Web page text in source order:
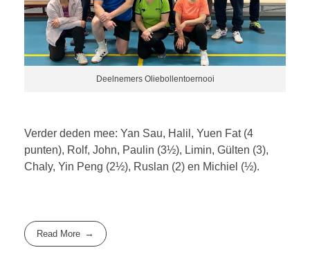
Deelnemers Oliebollentoernooi
Verder deden mee: Yan Sau, Halil, Yuen Fat (4
punten), Rolf, John, Paulin (3½), Limin, Gülten (3),
Chaly, Yin Peng (2½), Ruslan (2) en Michiel (½).
Read More